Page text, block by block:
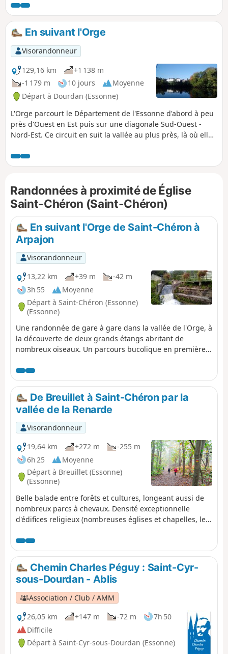
grand. Il suit le même schéma global : d'abord une partie
radiale partant de Paris (plus précisément du pont
d'Austerlitz, proche de l'ancienne confluence de la Bièvre
avec la Seine), et remontant la totalité de la vallée de la
Bièvre, puis continuant jusque Villiers-Saint-Frédéric, dans
les Yvelines. De là, part et revient une boucle faisant le tour
de l’Île-de-France, au voisinage de ses frontières avec les
régions voisines. L'itinéraire traverse de belles régions, bien
souvent, préservées de l’urbanisation intensive, des Parcs
Naturels Régionaux et autres zones naturelles préservées,
et croise quelques merveilles architecturales.
En suivant l'Orge
Visorandonneur
129,16 km
+1 138 m
-1 179 m
10 jours
Moyenne
Départ à Dourdan (Essonne)
L'Orge parcourt le Département de l'Essonne d'abord à peu
près d'Ouest en Est puis sur une diagonale Sud-Ouest -
Nord-Est. Ce circuit en suit la vallée au plus près, là où elle
long de la rivière, notamment une promenade aménagée
dans la partie aval, les passages en sous-bois, la traversée
Randonnées à proximité de Église
Saint-Chéron (Saint-Chéron)
En suivant l'Orge de Saint-Chéron à
Arpajon
Visorandonneur
13,22 km
+39 m
-42 m
3h 55
Moyenne
Départ à Saint-Chéron (Essonne)
(Essonne)
Une randonnée de gare à gare dans la vallée de l'Orge, à
la découverte de deux grands étangs abritant de
nombreux oiseaux. Un parcours bucolique en première
s'accroître. Du patrimoine en cours de route : un ancien
moulin bien restauré, quelques églises, un petit menhir,
un lavoir...
De Breuillet à Saint-Chéron par la
vallée de la Renarde
Visorandonneur
19,64 km
+272 m
-255 m
6h 25
Moyenne
Départ à Breuillet (Essonne)
(Essonne)
Belle balade entre forêts et cultures, longeant aussi de
nombreux parcs à chevaux. Densité exceptionnelle
d'édifices religieux (nombreuses églises et chapelles, le
Sulpice de Favières, destination de pèlerinage jusqu'au
XXe siècle). On rencontre aussi de nombreux châteaux,
vestiges médiévaux (Saint-Yon, Château de la Grange) ou
plus modernes et bien conservés (le Segrez, Souzy-la-
Briche, Villeconin).
Chemin Charles Péguy : Saint-Cyr-
sous-Dourdan - Ablis
Association / Club / AMM
26,05 km
+147 m -72 m
7h 50
Difficile
Départ à Saint-Cyr-sous-Dourdan (Essonne)